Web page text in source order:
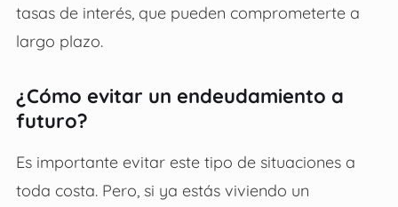
tasas de interés, que pueden comprometerte a
largo plazo.
¿Cómo evitar un endeudamiento a
futuro?
Es importante evitar este tipo de situaciones a
toda costa. Pero, si ya estás viviendo un